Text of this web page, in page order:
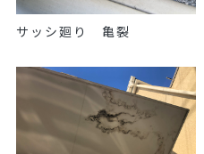
サッシ廻り 亀裂